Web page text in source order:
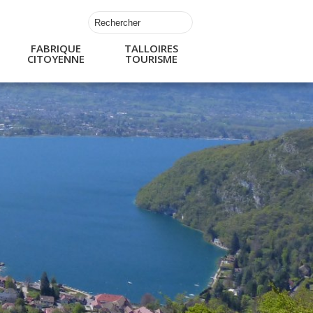
FABRIQUE
CITOYENNE
TALLOIRES
TOURISME